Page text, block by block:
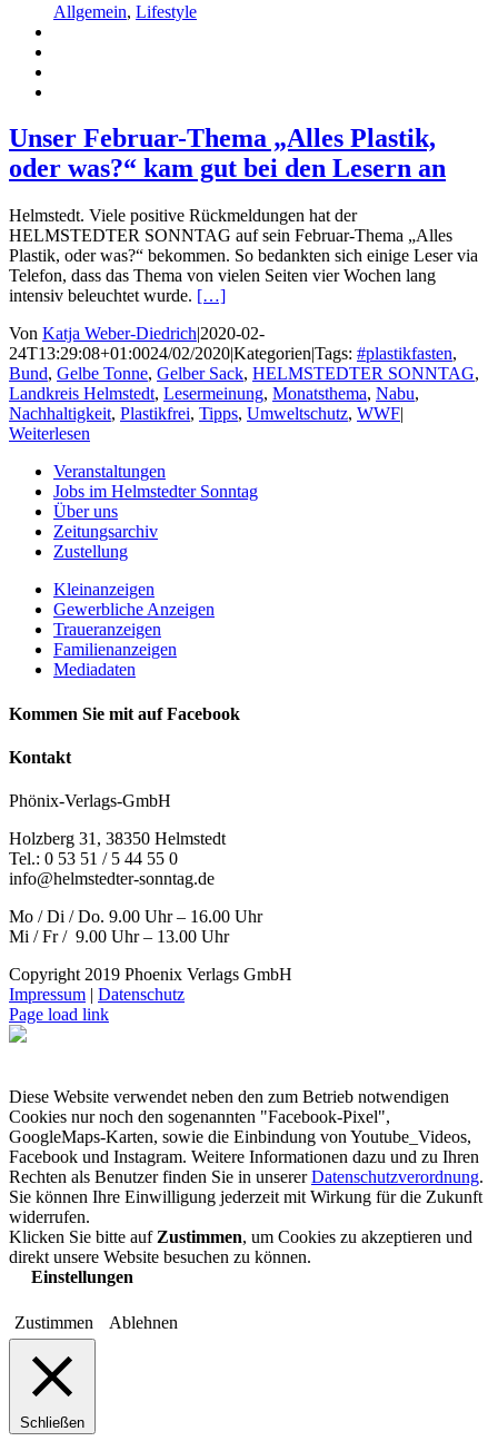
Allgemein, Lifestyle
Unser Februar-Thema „Alles Plastik,
oder was?“ kam gut bei den Lesern an
Helmstedt. Viele positive Rückmeldungen hat der
HELMSTEDTER SONNTAG auf sein Februar-Thema „Alles
Plastik, oder was?“ bekommen. So bedankten sich einige Leser via
Telefon, dass das Thema von vielen Seiten vier Wochen lang
intensiv beleuchtet wurde. […]
Von Katja Weber-Diedrich|2020-02-
24T13:29:08+01:0024/02/2020|Kategorien|Tags: #plastikfasten,
Bund, Gelbe Tonne, Gelber Sack, HELMSTEDTER SONNTAG,
Landkreis Helmstedt, Lesermeinung, Monatsthema, Nabu,
Nachhaltigkeit, Plastikfrei, Tipps, Umweltschutz, WWF|
Weiterlesen
Veranstaltungen
Jobs im Helmstedter Sonntag
Über uns
Zeitungsarchiv
Zustellung
Kleinanzeigen
Gewerbliche Anzeigen
Traueranzeigen
Familienanzeigen
Mediadaten
Kommen Sie mit auf Facebook
Kontakt
Phönix-Verlags-GmbH
Holzberg 31, 38350 Helmstedt
Tel.: 0 53 51 / 5 44 55 0
info@helmstedter-sonntag.de
Mo / Di / Do. 9.00 Uhr – 16.00 Uhr
Mi / Fr / 9.00 Uhr – 13.00 Uhr
Copyright 2019 Phoenix Verlags GmbH
Impressum | Datenschutz
Page load link
Diese Website verwendet neben den zum Betrieb notwendigen
Cookies nur noch den sogenannten "Facebook-Pixel",
GoogleMaps-Karten, sowie die Einbindung von Youtube_Videos,
Facebook und Instagram. Weitere Informationen dazu und zu Ihren
Rechten als Benutzer finden Sie in unsererDatenschutzverordnung.
Sie können Ihre Einwilligung jederzeit mit Wirkung für die Zukunft
widerrufen.
Klicken Sie bitte auf Zustimmen, um Cookies zu akzeptieren und
direkt unsere Website besuchen zu können.
Einstellungen
Zustimmen Ablehnen
Schließen